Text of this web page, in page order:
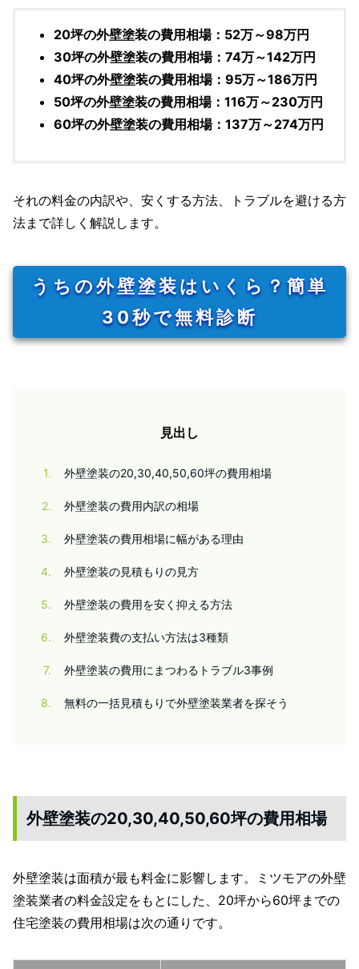
20坪の外壁塗装の費用相場：52万～98万円
30坪の外壁塗装の費用相場：74万～142万円
40坪の外壁塗装の費用相場：95万～186万円
50坪の外壁塗装の費用相場：116万～230万円
60坪の外壁塗装の費用相場：137万～274万円
それの料金の内訳や、安くする方法、トラブルを避ける方
法まで詳しく解説します。
うちの外壁塗装はいくら？簡単
30秒で無料診断
見出し
1 外壁塗装の20,30,40,50,60坪の費用相場
2 外壁塗装の費用内訳の相場
3 外壁塗装の費用相場に幅がある理由
4 外壁塗装の見積もりの見方
5 外壁塗装の費用を安く抑える方法
6 外壁塗装費の支払い方法は3種類
7 外壁塗装の費用にまつわるトラブル3事例
8 無料の一括見積もりで外壁塗装業者を探そう
外壁塗装の20,30,40,50,60坪の費用相場
外壁塗装は面積が最も料金に影響します。ミツモアの外壁
塗装業者の料金設定をもとにした、 20坪から60坪までの
住宅塗装の費用相場は次の通りです。